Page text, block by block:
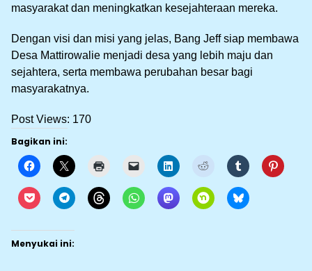
masyarakat dan meningkatkan kesejahteraan mereka.
Dengan visi dan misi yang jelas, Bang Jeff siap membawa
Desa Mattirowalie menjadi desa yang lebih maju dan
sejahtera, serta membawa perubahan besar bagi
masyarakatnya.
Post Views: 170
Bagikan ini:
Menyukai ini: